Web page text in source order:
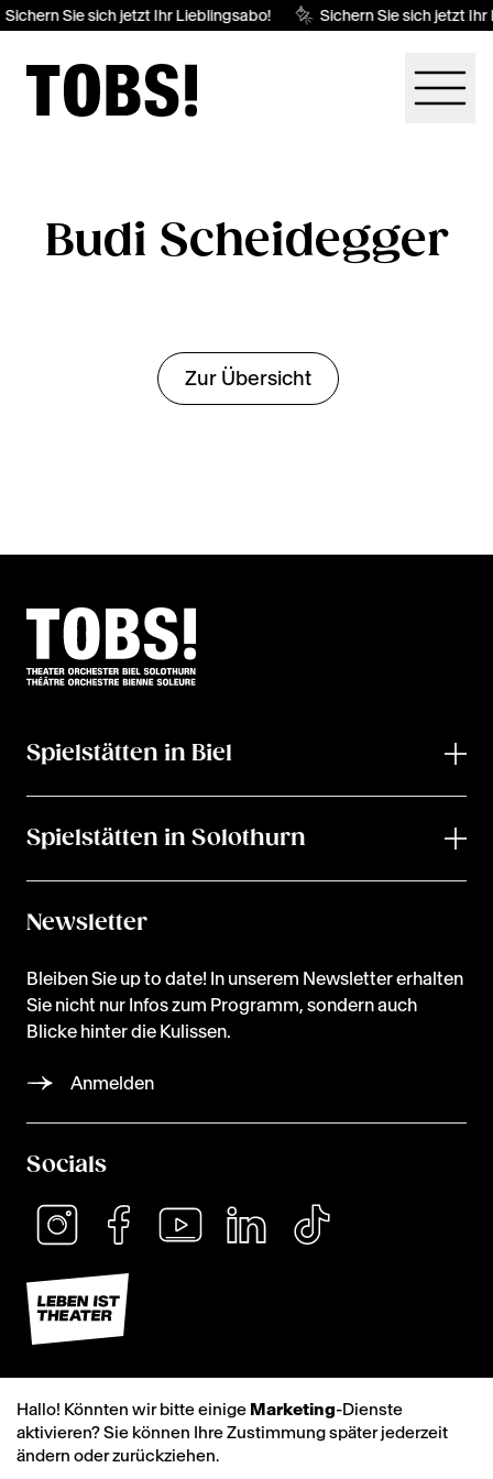
Sichern Sie sich jetzt Ihr Lieblingsabo! Sichern Sie sich jetzt Ihr
Budi Scheidegger
Zur Übersicht
Spielstätten in Biel
Spielstätten in Solothurn
Newsletter
Bleiben Sie up to date! In unserem Newsletter erhalten
Sie nicht nur Infos zum Programm, sondern auch
Blicke hinter die Kulissen.
Anmelden
Socials
Hallo! Könnten wir bitte einige Marketing-Dienste
aktivieren? Sie können Ihre Zustimmung später jederzeit
ändern oder zurückziehen.